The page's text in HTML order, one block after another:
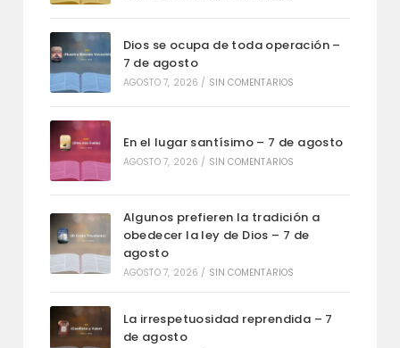
Dios se ocupa de toda operación –
7 de agosto
AGOSTO 7, 2026 / SIN COMENTARIOS
En el lugar santísimo – 7 de agosto
AGOSTO 7, 2026 / SIN COMENTARIOS
Algunos prefieren la tradición a
obedecer la ley de Dios – 7 de
agosto
AGOSTO 7, 2026 / SIN COMENTARIOS
La irrespetuosidad reprendida – 7
de agosto